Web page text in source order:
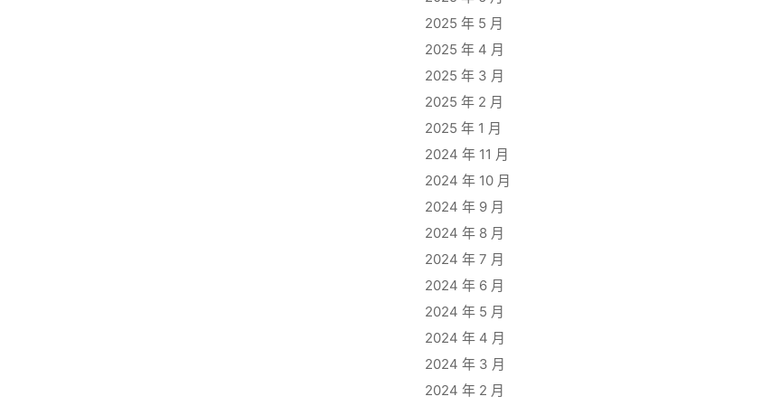
2025 年 5 月
2025 年 4 月
2025 年 3 月
2025 年 2 月
2025 年 1 月
2024 年 11 月
2024 年 10 月
2024 年 9 月
2024 年 8 月
2024 年 7 月
2024 年 6 月
2024 年 5 月
2024 年 4 月
2024 年 3 月
2024 年 2 月